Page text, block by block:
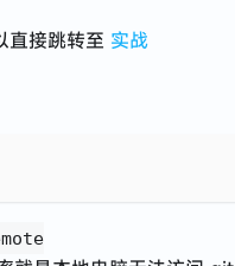
直接跳转至 实战